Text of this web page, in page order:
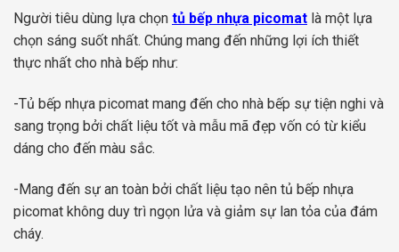
Người tiêu dùng lựa chọn tủ bếp nhựa picomat là một lựa
chọn sáng suốt nhất. Chúng mang đến những lợi ích thiết
thực nhất cho nhà bếp như:
-Tủ bếp nhựa picomat mang đến cho nhà bếp sự tiện nghi và
sang trọng bởi chất liệu tốt và mẫu mã đẹp vốn có từ kiểu
dáng cho đến màu sắc.
-Mang đến sự an toàn bởi chất liệu tạo nên tủ bếp nhựa
picomat không duy trì ngọn lửa và giảm sự lan tỏa của đám
cháy.